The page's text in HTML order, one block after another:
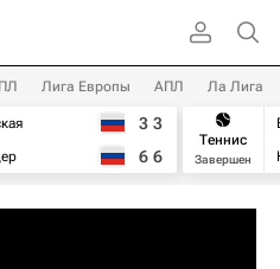
Лига Европы АПЛ Ла Лига
3 3
6 6
Теннис
Завершен